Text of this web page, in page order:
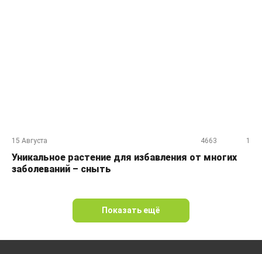
15 Августа 1
4663
Уникальное растение для избавления от многих
заболеваний – сныть
Показать ещё